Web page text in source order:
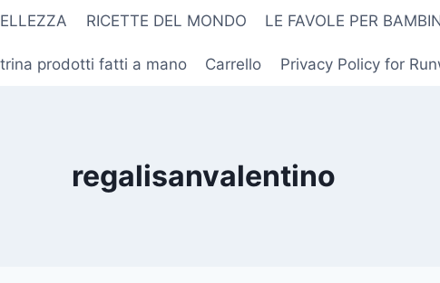
RICETTE DEL MONDO LE FAVOLE PER
prodotti fatti a mano Carrello Privacy Policy for
regalisanvalentino